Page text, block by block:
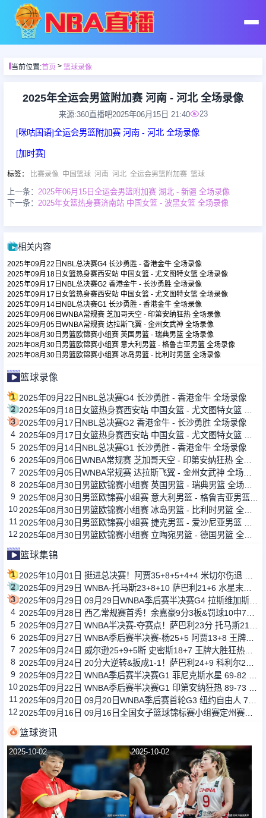
首页
足球直播
篮球直播
篮球录像
篮球集锦
足球新闻
篮球新闻
当前位置:首页> 篮球录像
2025年全运会男篮附加赛 河南 - 河北 全场录像
来源:360直播吧2025年06月15日 21:40 23
[咪咕国语]全运会男篮附加赛 河南 - 河北 全场录像
[加时赛]
标签： 比赛录像 中国篮球 河南 河北 全运会男篮附加赛 篮球
上一条： 2025年06月15日全运会男篮附加赛 湖北 - 新疆 全场录像
下一条： 2025年女篮热身赛济南站 中国女篮 - 波黑女篮 全场录像
相关内容
2025年09月22日NBL总决赛G4 长沙勇胜 - 香港金牛 全场录像
2025年09月18日女篮热身赛西安站 中国女篮 - 尤文图特女篮 全场录像
2025年09月17日NBL总决赛G2 香港金牛 - 长沙勇胜 全场录像
2025年09月17日女篮热身赛西安站 中国女篮 - 尤文图特女篮 全场录像
2025年09月14日NBL总决赛G1 长沙勇胜 - 香港金牛 全场录像
2025年09月06日WNBA常规赛 芝加哥天空 - 印第安纳狂热 全场录像
2025年09月05日WNBA常规赛 达拉斯飞翼 - 金州女武神 全场录像
2025年08月30日男篮欧锦赛小组赛 英国男篮 - 瑞典男篮 全场录像
2025年08月30日男篮欧锦赛小组赛 意大利男篮 - 格鲁吉亚男篮 全场录像
2025年08月30日男篮欧锦赛小组赛 冰岛男篮 - 比利时男篮 全场录像
篮球录像
1 2025年09月22日NBL总决赛G4 长沙勇胜 - 香港金牛 全场录像
2
3 2025年09月17日NBL总决赛G2 香港金牛 - 长沙勇胜 全场录像
4
5 2025年09月14日NBL总决赛G1 长沙勇胜 - 香港金牛 全场录像
6
7
8
9
10
11
12
篮球集锦
1
2
3
4
5
6
7
8
9
10
11
12
篮球资讯
2025-10-02 2025-10-02